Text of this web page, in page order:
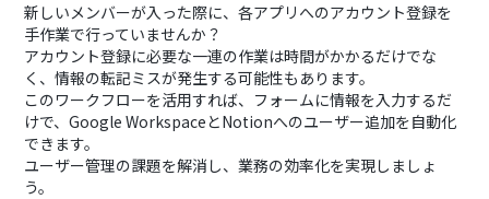
新しいメンバーが入った際に、各アプリへのアカウント登録を
手作業で行っていませんか？
アカウント登録に必要な一連の作業は時間がかかるだけでな
く、情報の転記ミスが発生する可能性もあります。
このワークフローを活用すれば、フォームに情報を入力するだ
けで、Google WorkspaceとNotionへのユーザー追加を自動化
できます。
ユーザー管理の課題を解消し、業務の効率化を実現しましょ
う。